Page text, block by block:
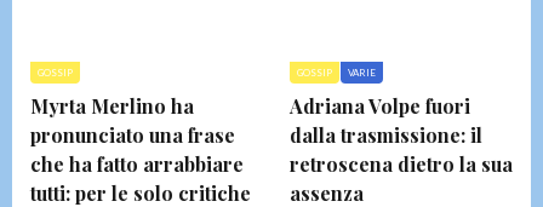
GOSSIP
Myrta Merlino ha
pronunciato una frase
che ha fatto arrabbiare
tutti: per le solo critiche
GOSSIP VARIE
Adriana Volpe fuori
dalla trasmissione: il
retroscena dietro la sua
assenza